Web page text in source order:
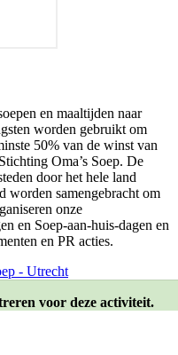
en maaltijden naar
worden gebruikt om
50% van de winst van
Oma’s Soep. De
door het hele land
worden samengebracht om
onze
en Soep-aan-huis-dagen en
en PR acties.
- Utrecht
voor deze activiteit.